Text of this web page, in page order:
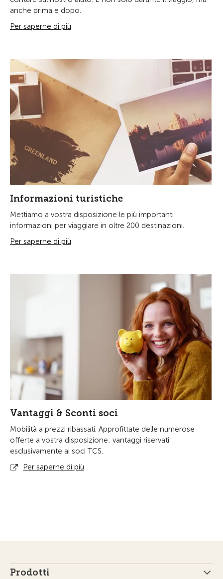
anche prima e dopo.
Per saperne di più
Informazioni turistiche
Mettiamo a vostra disposizione le più importanti
informazioni per viaggiare in oltre 200 destinazioni.
Per saperne di più
Vantaggi & Sconti soci
Mobilità a prezzi ribassati. Approfittate delle numerose
offerte a vostra disposizione: vantaggi riservati
esclusivamente ai soci TCS.
Per saperne di più
Prodotti